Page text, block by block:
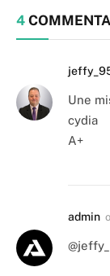
4
Une
cydia
A+
admin